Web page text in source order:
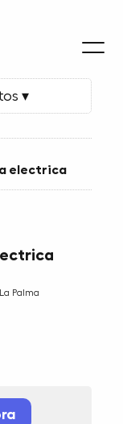
▾
electrica
Palma